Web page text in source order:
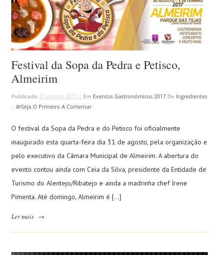
Festival da Sopa da Pedra e Petisco,
Almeirim
Publicado 31 Agosto, 2017 | Em Eventos Gastronómicos 2017 De Ingredientes
Seja O Primeiro A Comentar
O festival da Sopa da Pedra e do Petisco foi oficialmente
inaugurado esta quarta-feira dia 31 de agosto, pela organização e
pelo executivo da Câmara Municipal de Almeirim. A abertura do
evento contou ainda com Ceia da Silva, presidente da Entidade de
Turismo do Alentejo/Ribatejo e ainda a madrinha chef Irene
Pimenta. Até domingo, Almeirim é […]
Ler mais →